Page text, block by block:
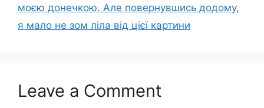
моєю донечкою. Але повернувшись додому,
я мало не зом ліла від цієї картини
Leave a Comment